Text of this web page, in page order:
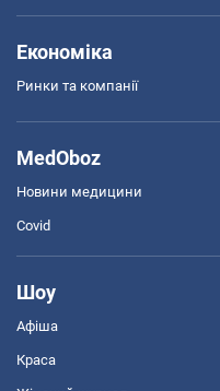
Економіка
Ринки та компанії
MedOboz
Новини медицини
Covid
Шоу
Афіша
Краса